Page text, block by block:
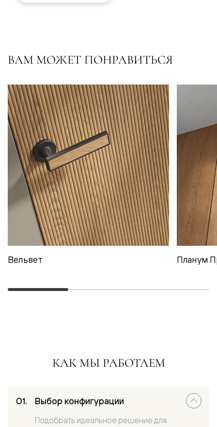
ВАМ МОЖЕТ ПОНРАВИТЬСЯ
Вельвет Планум
КАК МЫ РАБОТАЕМ
Выбор конфигурации
Подобрать идеальное решение для